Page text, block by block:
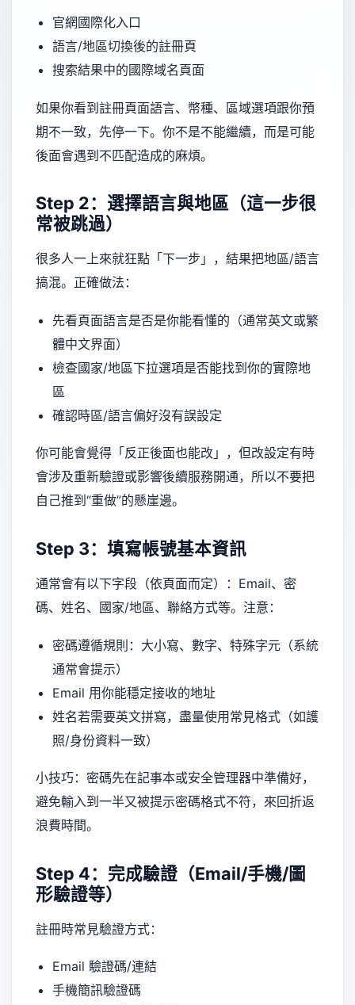
官網國際化入口
語言/地區切換後的註冊頁
搜索結果中的國際域名頁面
如果你看到註冊頁面語言、幣種、區域選項跟你預
期不一致，先停一下。你不是不能繼續，而是可能
後面會遇到不匹配造成的麻煩。
Step 2：選擇語言與地區（這一步很
常被跳過）
很多人一上來就狂點「下一步」，結果把地區/語言
搞混。正確做法：
先看頁面語言是否是你能看懂的（通常英文或繁
體中文界面）
檢查國家/地區下拉選項是否能找到你的實際地
區
確認時區/語言偏好沒有誤設定
你可能會覺得「反正後面也能改」，但改設定有時
會涉及重新驗證或影響後續服務開通，所以不要把
自己推到“重做”的懸崖邊。
Step 3：填寫帳號基本資訊
通常會有以下字段（依頁面而定）：Email、密
碼、姓名、國家/地區、聯絡方式等。注意：
密碼遵循規則：大小寫、數字、特殊字元（系統
通常會提示）
Email 用你能穩定接收的地址
姓名若需要英文拼寫，盡量使用常見格式（如護
照/身份資料一致）
小技巧：密碼先在記事本或安全管理器中準備好，
避免輸入到一半又被提示密碼格式不符，來回折返
浪費時間。
Step 4：完成驗證（Email/手機/圖
形驗證等）
註冊時常見驗證方式：
Email 驗證碼/連結
手機簡訊驗證碼